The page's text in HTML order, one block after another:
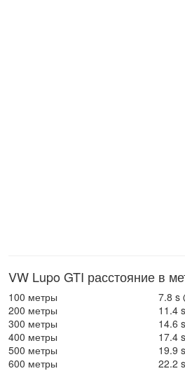
VW Lupo GTI расстояние в
100 метры
7.8 s
200 метры
11.4
300 метры
14.6
400 метры
17.4
500 метры
19.9
600 метры
22.2